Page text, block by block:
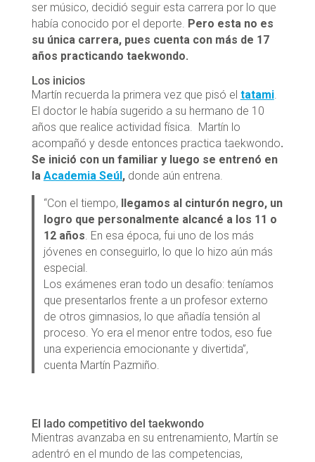
ser músico, decidió seguir esta carrera por lo que
había conocido por el deporte. Pero esta no es
su única carrera, pues cuenta con más de 17
años practicando taekwondo.
Los inicios
Martín recuerda la primera vez que pisó el tatami.
El doctor le había sugerido a su hermano de 10
años que realice actividad física. Martín lo
acompañó y desde entonces practica taekwondo.
Se inició con un familiar y luego se entrenó en
la Academia Seúl ,donde aún entrena.
“Con el tiempo, llegamos al cinturón negro, un
logro que personalmente alcancé a los 11 o
12 años. En esa época, fui uno de los más
jóvenes en conseguirlo, lo que lo hizo aún más
especial.
Los exámenes eran todo un desafío: teníamos
que presentarlos frente a un profesor externo
de otros gimnasios, lo que añadía tensión al
proceso. Yo era el menor entre todos, eso fue
una experiencia emocionante y divertida”,
cuenta Martín Pazmiño.
El lado competitivo del taekwondo
Mientras avanzaba en su entrenamiento, Martín se
adentró en el mundo de las competencias,